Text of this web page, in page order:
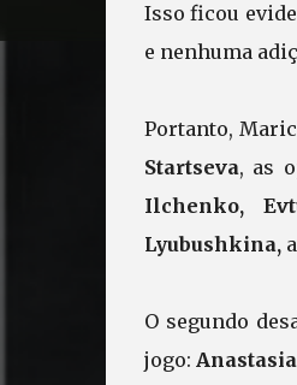
Isso ficou
e nenhuma
Portanto,
Startseva, as
Ilchenko,
Lyubushkina,
O segundo
jogo: